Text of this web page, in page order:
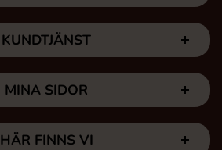
KUNDTJÄNST
MINA SIDOR
HÄR FINNS VI